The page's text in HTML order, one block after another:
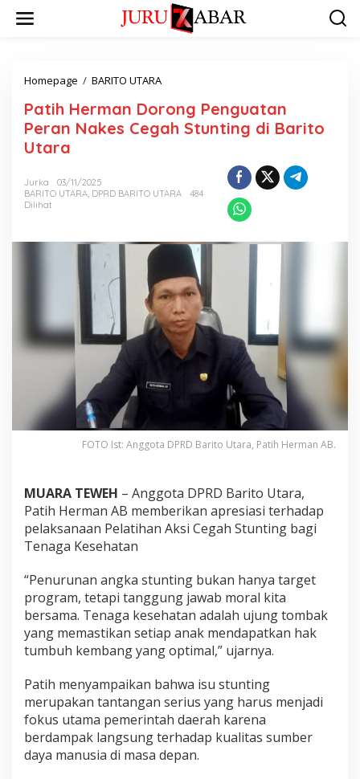
Homepage / BARITO UTARA
Patih Herman Dorong Penguatan
Peran Nakes Cegah Stunting di Barito
Utara
Jurka
03/11/2025
BARITO UTARA, DPRD BARITO UTARA
484
Dilihat
FOTO Ist: Anggota DPRD Barito Utara, Patih Herman AB.
MUARA TEWEH – Anggota DPRD Barito Utara,
Patih Herman AB memberikan apresiasi terhadap
pelaksanaan Pelatihan Aksi Cegah Stunting bagi
Tenaga Kesehatan
“Penurunan angka stunting bukan hanya target
program, tetapi tanggung jawab moral kita
bersama. Tenaga kesehatan adalah ujung tombak
yang memastikan setiap anak mendapatkan hak
tumbuh kembang yang optimal,” ujarnya.
Patih menyampaikan bahwa isu stunting
merupakan tantangan serius yang harus menjadi
fokus utama pemerintah daerah karena
berdampak langsung terhadap kualitas sumber
daya manusia di masa depan.